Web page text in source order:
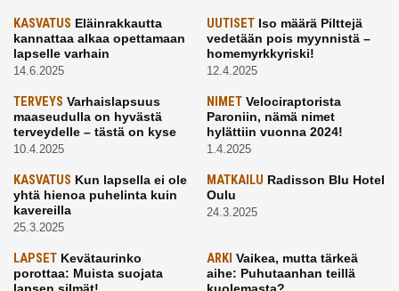
KASVATUS Eläinrakkautta
kannattaa alkaa opettamaan
lapselle varhain
14.6.2025
UUTISETIso määrä Pilttejä
vedetään pois myynnistä –
homemyrkkyriski!
12.4.2025
TERVEYS Varhaislapsuus
maaseudulla on hyvästä
terveydelle – tästä on kyse
10.4.2025
NIMETVelociraptorista
Paroniin, nämä nimet
hylättiin vuonna 2024!
1.4.2025
KASVATUS Kun lapsella ei ole
yhtä hienoa puhelinta kuin
kavereilla
25.3.2025
MATKAILU Radisson Blu Hotel
Oulu
24.3.2025
LAPSET Kevätaurinko
porottaa: Muista suojata
ARKI Vaikea, mutta tärkeä
aihe: Puhutaanhan teillä